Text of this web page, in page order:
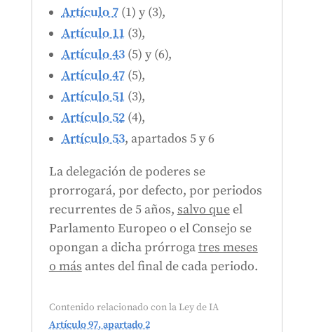
Artículo 7(1) y (3),
Artículo 11(3),
Artículo 43(5) y (6),
Artículo 47(5),
Artículo 51(3),
Artículo 52(4),
Artículo 53, apartados 5 y 6
La delegación de poderes se
prorrogará, por defecto, por periodos
recurrentes de 5 años, salvo queel
Parlamento Europeo o el Consejo se
opongan a dicha prórrogatres meses
o más antes del final de cada periodo.
Contenido relacionado con la Ley de IA
Artículo 97, apartado 2